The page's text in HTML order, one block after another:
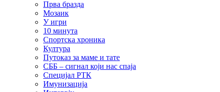
Прва бразда
Мозаик
У игри
10 минута
Спортска хроника
Култура
Путоказ за маме и тате
СББ – сигнал који нас спаја
Специјал РТК
Имунизација